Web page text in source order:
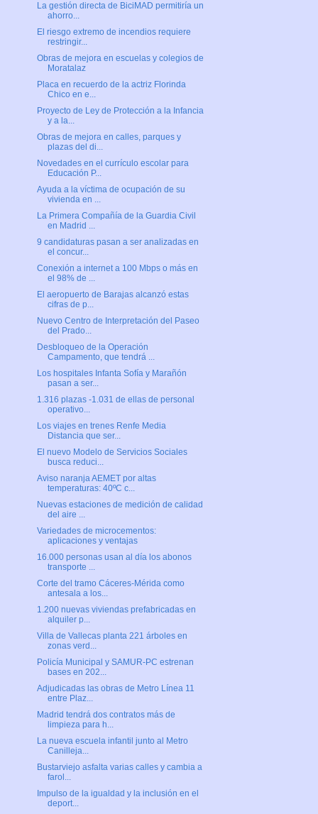
La gestión directa de BiciMAD permitiría un
ahorro...
El riesgo extremo de incendios requiere
restringir...
Obras de mejora en escuelas y colegios de
Moratalaz
Placa en recuerdo de la actriz Florinda
Chico en e...
Proyecto de Ley de Protección a la Infancia
y a la...
Obras de mejora en calles, parques y
plazas del di...
Novedades en el currículo escolar para
Educación P...
Ayuda a la víctima de ocupación de su
vivienda en ...
La Primera Compañía de la Guardia Civil
en Madrid ...
9 candidaturas pasan a ser analizadas en
el concur...
Conexión a internet a 100 Mbps o más en
el 98% de ...
El aeropuerto de Barajas alcanzó estas
cifras de p...
Nuevo Centro de Interpretación del Paseo
del Prado...
Desbloqueo de la Operación
Campamento, que tendrá ...
Los hospitales Infanta Sofía y Marañón
pasan a ser...
1.316 plazas -1.031 de ellas de personal
operativo...
Los viajes en trenes Renfe Media
Distancia que ser...
El nuevo Modelo de Servicios Sociales
busca reduci...
Aviso naranja AEMET por altas
temperaturas: 40ºC c...
Nuevas estaciones de medición de calidad
del aire ...
Variedades de microcementos:
aplicaciones y ventajas
16.000 personas usan al día los abonos
transporte ...
Corte del tramo Cáceres-Mérida como
antesala a los...
1.200 nuevas viviendas prefabricadas en
alquiler p...
Villa de Vallecas planta 221 árboles en
zonas verd...
Policía Municipal y SAMUR-PC estrenan
bases en 202...
Adjudicadas las obras de Metro Línea 11
entre Plaz...
Madrid tendrá dos contratos más de
limpieza para h...
La nueva escuela infantil junto al Metro
Canilleja...
Bustarviejo asfalta varias calles y cambia a
farol...
Impulso de la igualdad y la inclusión en el
deport...